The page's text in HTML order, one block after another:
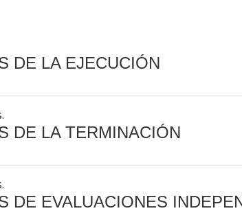
DE LA EJECUCIÓN
DE LA TERMINACIÓN
DE EVALUACIONES